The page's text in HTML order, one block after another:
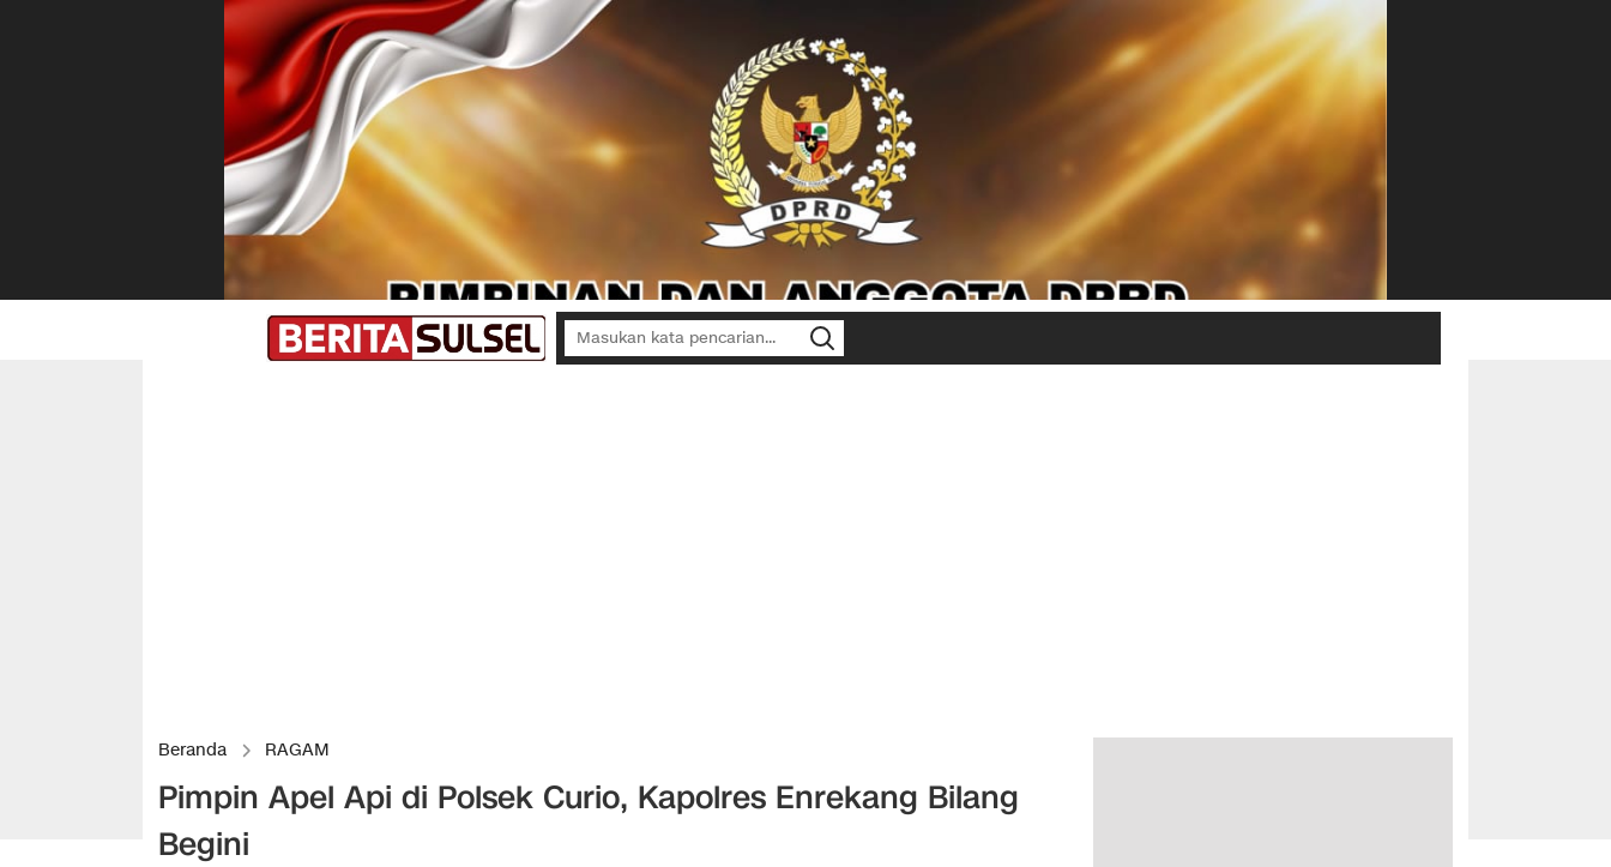
Beranda RAGAM
Pimpin Apel Api di Polsek Curio, Kapolres Enrekang Bilang
Begini